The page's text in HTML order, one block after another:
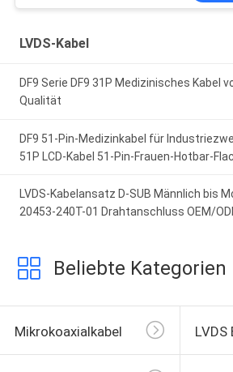
LVDS-Kabel
DF9 Serie DF9 31P Medizinisches Kabel
Qualität
DF9 51-Pin-Medizinkabel für
51P LCD-Kabel 51-Pin-Frauen-Hotbar-
LVDS-Kabelansatz D-SUB Männlich bis
20453-240T-01 Drahtanschluss OEM/
Beliebte Kategorien
Mikrokoaxialkabel LVDS